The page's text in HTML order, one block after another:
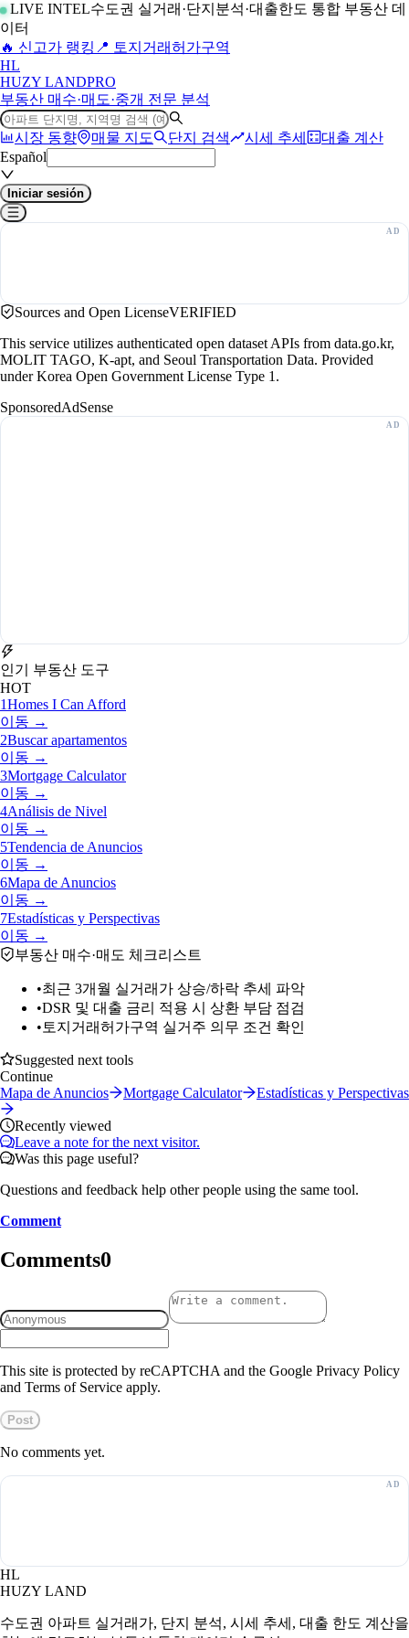
LIVE INTEL수도권 실거래·단지분석·대출한도 통합 부동산 데
이터
🔥 신고가 랭킹 📍 토지거래허가구역
HL
HUZY LANDPRO
부동산 매수·매도·중개 전문 분석
시장 동향 매물 지도 단지 검색 시세 추세
대출 계산
Español
Iniciar sesión
Sources and Open LicenseVERIFIED
This service utilizes authenticated open dataset APIs from data.go.kr,
MOLIT TAGO, K-apt, and Seoul Transportation Data. Provided
under Korea Open Government License Type 1.
SponsoredAdSense
인기 부동산 도구
HOT
1Homes I Can Afford
이동 →
2Buscar apartamentos
이동 →
3Mortgage Calculator
이동 →
4Análisis de Nivel
이동 →
5Tendencia de Anuncios
이동 →
6Mapa de Anuncios
이동 →
7Estadísticas y Perspectivas
이동 →
부동산 매수·매도 체크리스트
•최근 3개월 실거래가 상승/하락 추세 파악
•DSR 및 대출 금리 적용 시 상환 부담 점검
• 토지거래허가구역 실거주 의무 조건 확인
Suggested next tools
Continue
Mapa de Anuncios
Mortgage Calculator Estadísticas y Perspectivas
Recently viewed
Leave a note for the next visitor.
Was this page useful?
Questions and feedback help other people using the same tool.
Comment
Comments0
This site is protected by reCAPTCHA and the Google Privacy Policy
and Terms of Service apply.
Post
No comments yet.
HL
HUZY LAND
수도권 아파트 실거래가, 단지 분석, 시세 추세, 대출 한도 계산을